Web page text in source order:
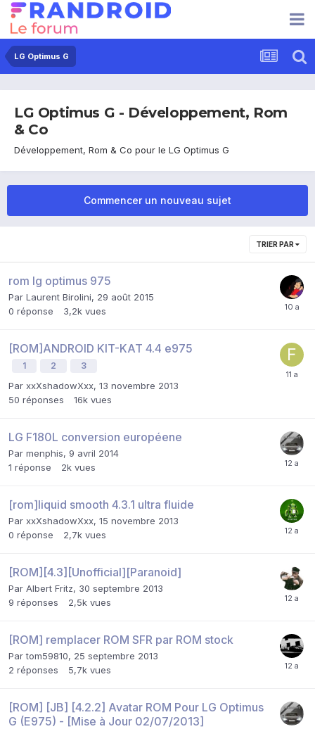
LG Optimus G
LG Optimus G - Développement, Rom
& Co
Développement, Rom & Co pour le LG Optimus G
Commencer un nouveau sujet
TRIER PAR
rom lg optimus 975
Par Laurent Birolini, 29 août 2015
0 réponse 3,2k vues
[ROM]ANDROID KIT-KAT 4.4 e975
1 2 3
Par xxXshadowXxx, 13 novembre 2013
50 réponses 16k vues
LG F180L conversion européene
Par menphis, 9 avril 2014
1 réponse 2k vues
[rom]liquid smooth 4.3.1 ultra fluide
Par xxXshadowXxx, 15 novembre 2013
0 réponse 2,7k vues
[ROM][4.3][Unofficial][Paranoid]
Par Albert Fritz, 30 septembre 2013
9 réponses 2,5k vues
[ROM] remplacer ROM SFR par ROM stock
Partom59810, 25 septembre 2013
2 réponses 5,7k vues
[ROM] [JB] [4.2.2] Avatar ROM Pour LG Optimus
G (E975) - [Mise à Jour 02/07/2013]